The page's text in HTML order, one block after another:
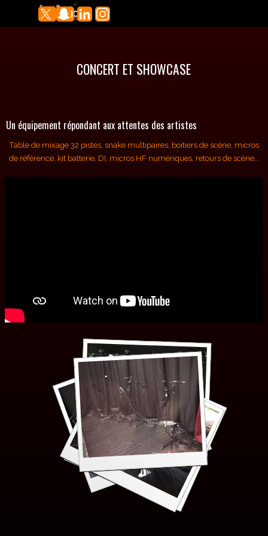
Aller au contenu
Sauter le menu
CONCERT ET SHOWCASE
Un équipement répondant aux attentes des artistes
Table de mixage 32 pistes, snake multipaires, boitiers de scène, micros
de référence, kit batterie, DI, micros HF numériques, retours de scène...